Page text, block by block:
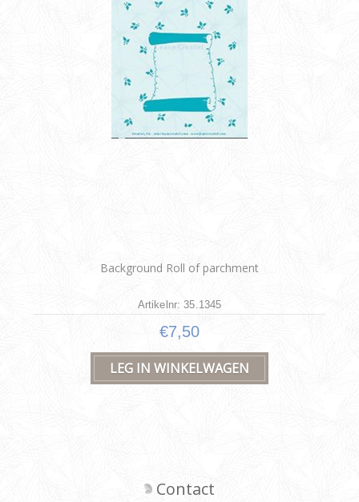
Background Roll of parchment
Artikelnr: 35.1345
€7,50
Contact